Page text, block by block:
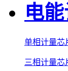
电
单相计量芯
三相计量芯